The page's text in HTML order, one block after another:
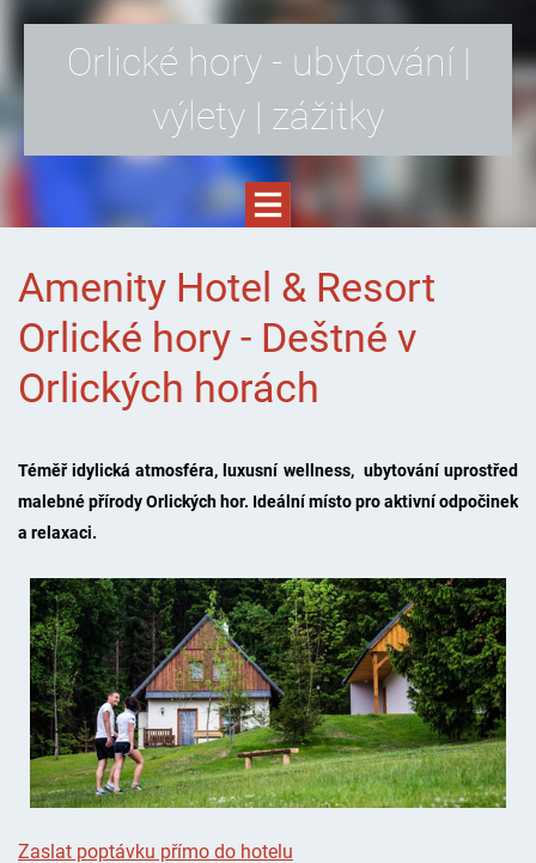
Orlické hory - ubytování |
výlety | zážitky
Amenity Hotel & Resort
Orlické hory - Deštné v
Orlických horách
Téměř idylická atmosféra, luxusní wellness, ubytování uprostřed
malebné přírody Orlických hor. Ideální místo pro aktivní odpočinek
a relaxaci.
Zaslat poptávku přímo do hotelu